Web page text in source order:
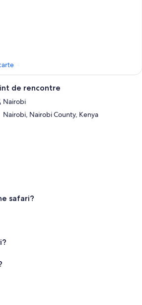
pour une promenade en bateau, à vos
déjeuner tôt le matin, suivi d’une visite du
des flamants roses colorés.
été créé pour la protection des espèces
de quatre jours, détendez-vous et
de Nairobi.
de rencontre
Nairobi
Nairobi, Nairobi County, Kenya
safari?